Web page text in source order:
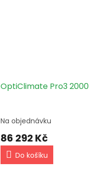
OptiClimate Pro3 2000
Na objednávku
86 292 Kč
Do košíku